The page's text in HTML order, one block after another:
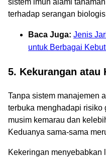
sistem imun alami
terhadap serangan
Baca Juga: Jenis
untuk Berbagai
5. Kekurangan atau
Tanpa sistem manajemen
terbuka menghadapi risiko
musim kemarau dan
Keduanya sama-sama
Kekeringan menyebabkan